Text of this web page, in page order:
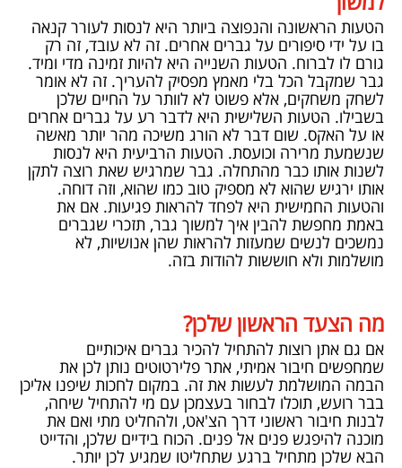
הטעות הראשונה והנפוצה ביותר היא לנסות לעורר קנאה
בו על ידי סיפורים על גברים אחרים. זה לא עובד, זה רק
גורם לו לברוח. הטעות השנייה היא להיות זמינה מדי ומיד.
גבר שמקבל הכל בלי מאמץ מפסיק להעריך. זה לא אומר
לשחק משחקים, אלא פשוט לא לוותר על החיים שלכן
בשבילו. הטעות השלישית היא לדבר רע על גברים אחרים
או על האקס. שום דבר לא הורג משיכה מהר יותר מאשה
שנשמעת מרירה וכועסת. הטעות הרביעית היא לנסות
לשנות אותו כבר מהתחלה. גבר שמרגיש שאת רוצה לתקן
אותו ירגיש שהוא לא מספיק טוב כמו שהוא, וזה דוחה.
והטעות החמישית היא לפחד להראות פגיעות. אם את
באמת מחפשת להבין איך למשוך גבר, תזכרי שגברים
נמשכים לנשים שמעזות להראות שהן אנושיות, לא
מושלמות ולא חוששות להודות בזה.
מה הצעד הראשון שלכן?
אם גם אתן רוצות להתחיל להכיר גברים איכותיים
שמחפשים חיבור אמיתי, אתר פלירטוטים נותן לכן את
הבמה המושלמת לעשות את זה. במקום לחכות שיפנו אליכן
בבר רועש, תוכלו לבחור בעצמכן עם מי להתחיל שיחה,
לבנות חיבור ראשוני דרך הצ'אט, ולהחליט מתי ואם את
מוכנה להיפגש פנים אל פנים. הכוח בידיים שלכן, והדייט
הבא שלכן מתחיל ברגע שתחליטו שמגיע לכן יותר.